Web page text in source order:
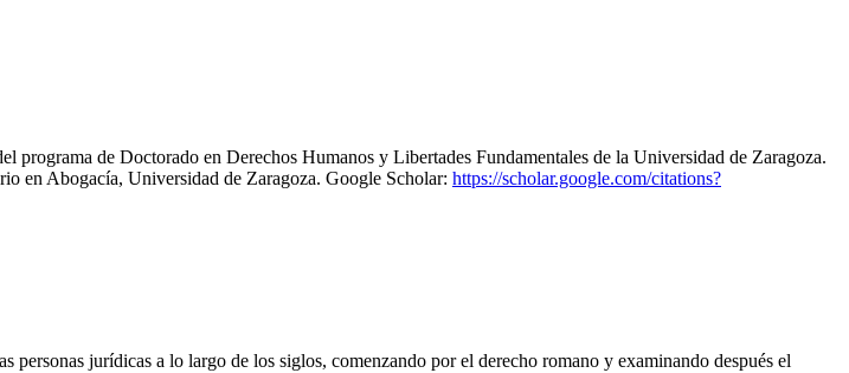
de Doctorado en Derechos Humanos y Libertades Fundamentales de la Universidad de Zaragoza.
en Abogacía, Universidad de Zaragoza. Google Scholar: https://scholar.google.com/citations?
jurídicas a lo largo de los siglos, comenzando por el derecho romano y examinando después el